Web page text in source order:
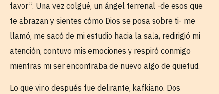
favor”. Una vez colgué, un ángel terrenal -de esos que
te abrazan y sientes cómo Dios se posa sobre ti- me
llamó, me sacó de mi estudio hacia la sala, redirigió mi
atención, contuvo mis emociones y respiró conmigo
mientras mi ser encontraba de nuevo algo de quietud.
Lo que vino después fue delirante, kafkiano. Dos